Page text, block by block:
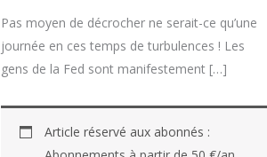
Pas moyen de décrocher ne serait-ce qu’une
journée en ces temps de turbulences ! Les
gens de la Fed sont manifestement […]
Article réservé aux abonnés :